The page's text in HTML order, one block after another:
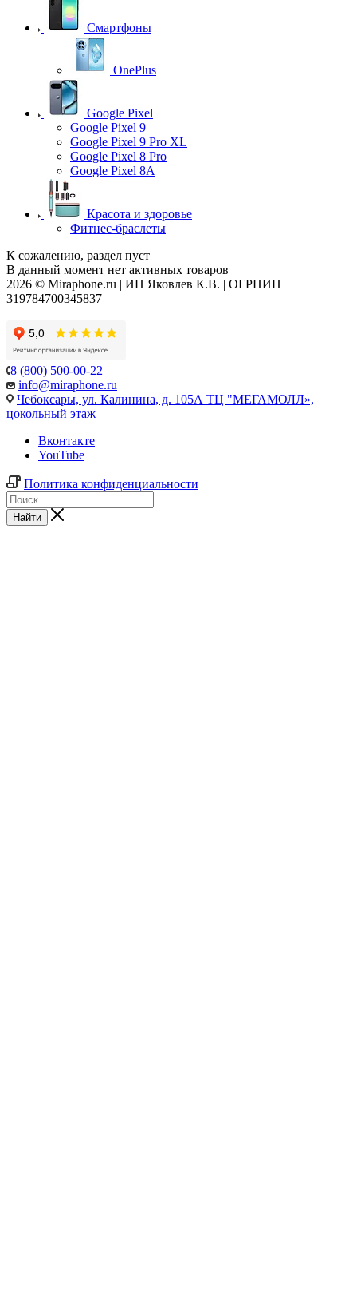
Смартфоны
OnePlus
Google Pixel
Google Pixel 9
Google Pixel 9 Pro XL
Google Pixel 8 Pro
Google Pixel 8A
Красота и здоровье
Фитнес-браслеты
К сожалению, раздел пуст
В данный момент нет активных товаров
2026 © Miraphone.ru | ИП Яковлев К.В. | ОГРНИП
319784700345837
8 (800) 500-00-22
info@miraphone.ru
Чебоксары, ул. Калинина, д. 105А ТЦ "МЕГАМОЛЛ»,
цокольный этаж
Вконтакте
YouTube
Политика конфиденциальности
Найти